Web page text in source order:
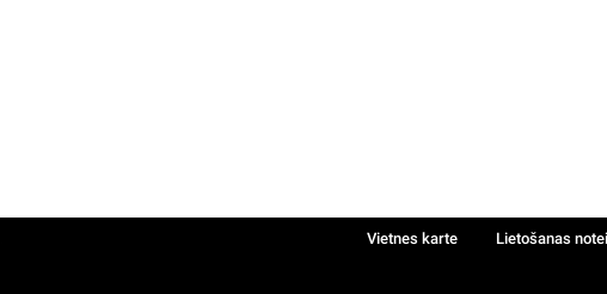
Vietnes karte Lietošanas